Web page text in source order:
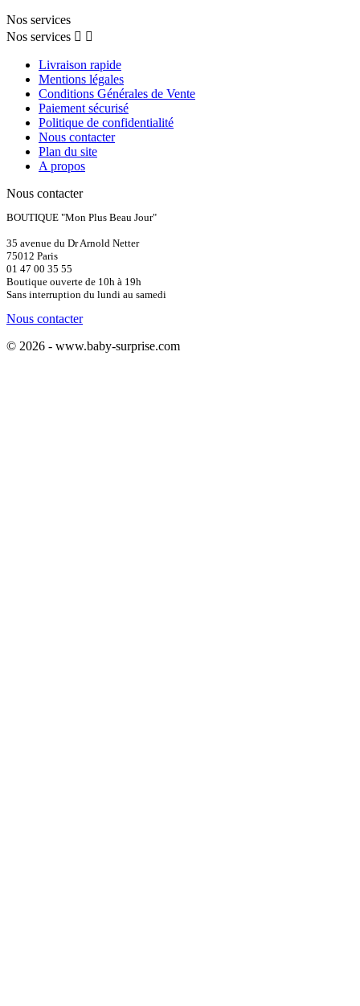
Nos services
Nos services  
Livraison rapide
Mentions légales
Conditions Générales de Vente
Paiement sécurisé
Politique de confidentialité
Nous contacter
Plan du site
A propos
Nous contacter
BOUTIQUE "Mon Plus Beau Jour"
35 avenue du Dr Arnold Netter
75012 Paris
01 47 00 35 55
Boutique ouverte de 10h à 19h
Sans interruption du lundi au samedi
Nous contacter
© 2026 - www.baby-surprise.com